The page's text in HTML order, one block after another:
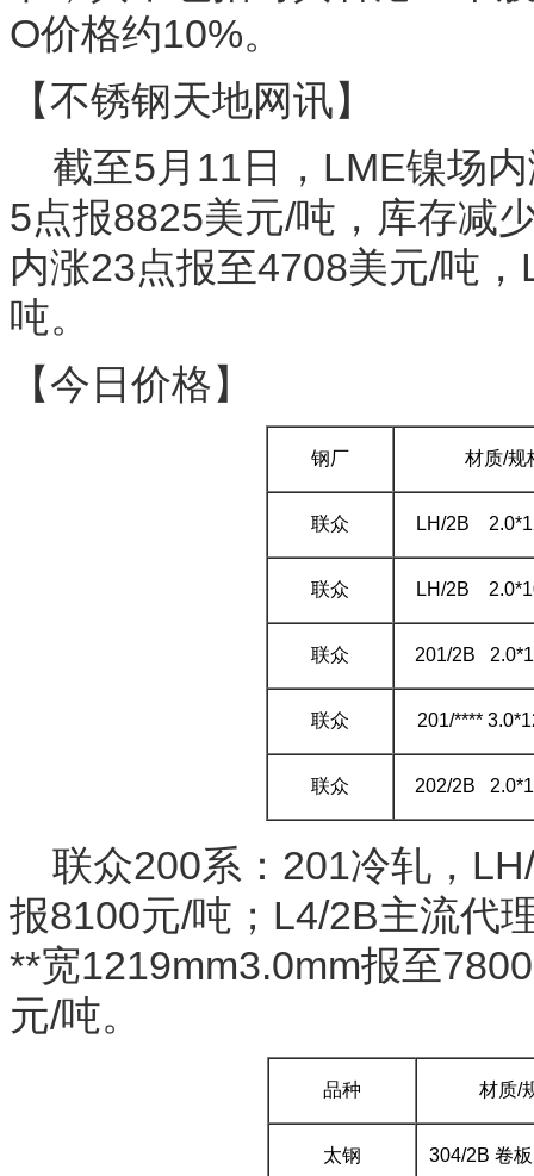
O价格约10%。
【不锈钢天地网讯】
截至5月11日，LME镍场
5点报8825美元/吨，库存减
内涨23点报至4708美元/吨
吨。
【今日价格】
钢厂 材质/规
联众 LH/2B
联众 LH/2B
联众 201/2B
联众 201/****
联众 202/2B
联众200系：201冷轧，
报8100元/吨；L4/2B主流代
**宽1219mm3.0mm报至
元/吨。
品种 材质/
太钢 304/2B 卷